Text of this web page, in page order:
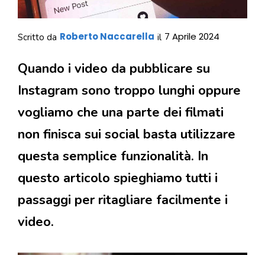
Scritto da Roberto Naccarella il 7 Aprile 2024
Quando i video da pubblicare su
Instagram sono troppo lunghi oppure
vogliamo che una parte dei filmati
non finisca sui social basta utilizzare
questa semplice funzionalità. In
questo articolo spieghiamo tutti i
passaggi per ritagliare facilmente i
video.